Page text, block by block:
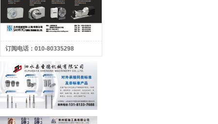
订阅电话：010-80335298